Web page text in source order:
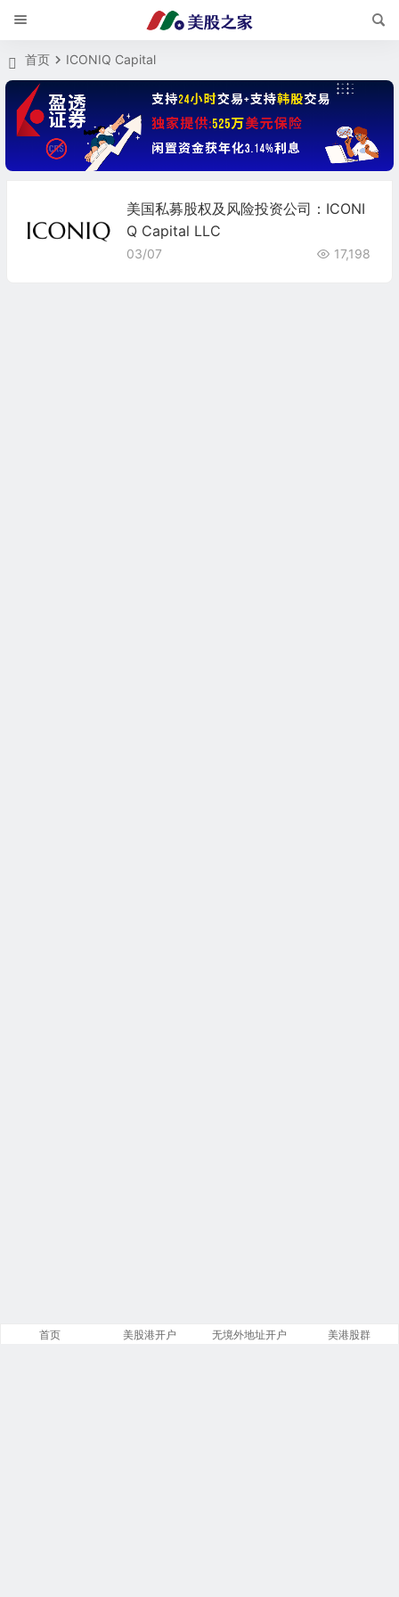
首页 ICONIQ Capital
美国私募股权及风险投资公司：ICONI
Q Capital LLC
03/07 17,198
首页 美股港开户 无境外地址开户 美港股群